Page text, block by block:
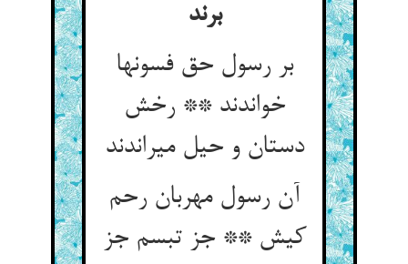
برند
بر رسول حق فسون‏ها
خواندند ** رخش
دستان و حیل می‏راندند
آن رسول مهربان رحم
کیش ** جز تبسم جز